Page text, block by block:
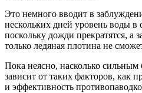
Это немного вводит в
нескольких дней уровень воды в
поскольку дожди прекратятся, а
только ледяная плотина не
Пока неясно, насколько сильным
зависит от таких факторов, как
и эффективность